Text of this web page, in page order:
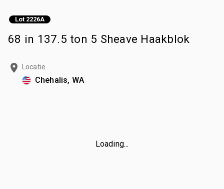
Lot 2226A
68 in 137.5 ton 5 Sheave Haakblok
Locatie
Chehalis, WA
Loading...